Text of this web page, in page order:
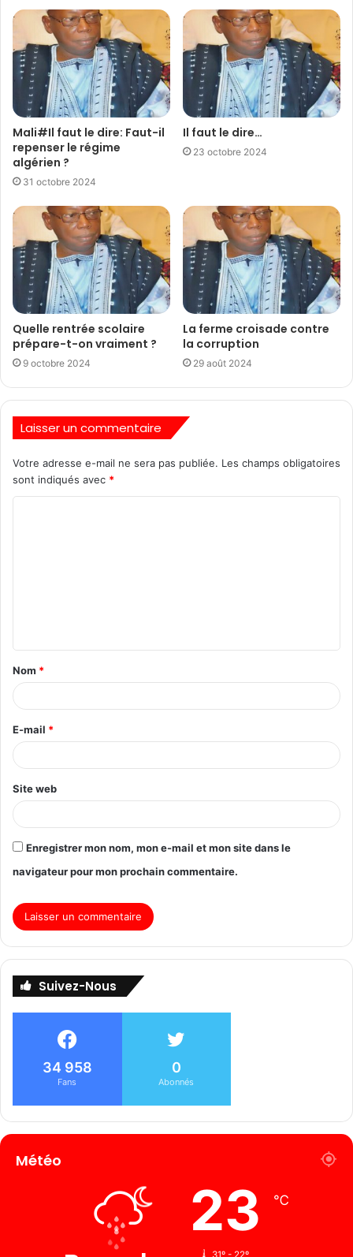
Mali#Il faut le dire: Faut-il
repenser le régime
algérien ?
31 octobre 2024
Il faut le dire…
23 octobre 2024
Quelle rentrée scolaire
prépare-t-on vraiment ?
9 octobre 2024
La ferme croisade contre
la corruption
29 août 2024
Laisser un commentaire
Votre adresse e-mail ne sera pas publiée. Les champs obligatoires
sont indiqués avec *
Nom *
E-mail *
Site web
Enregistrer mon nom, mon e-mail et mon site dans le
navigateur pour mon prochain commentaire.
Suivez-Nous
34 958
Fans
0
Abonnés
Météo
23 ℃